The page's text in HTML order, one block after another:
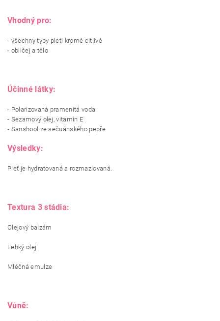
Vhodný pro:
- všechny typy pleti kromě citlivé
- obličej a tělo
Účinné látky:
- Polarizovaná pramenitá voda
- Sezamový olej, vitamín E
- Sanshool ze sečuánského pepře
Výsledky:
Pleť je hydratovaná a rozmazlovaná.
Textura 3 stádia:
Olejový balzám
Lehký olej
Mléčná emulze
Vůně: